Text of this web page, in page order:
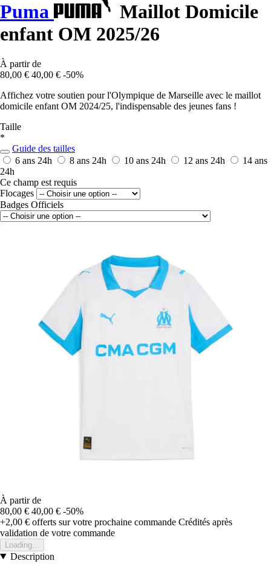
Puma
Maillot Domicile
enfant OM 2025/26
À partir de
80,00 € 40,00 € -50%
Affichez votre soutien pour l'Olympique de Marseille avec le maillot
domicile enfant OM 2024/25, l'indispensable des jeunes fans !
Taille
*
Guide des tailles
6 ans 24h 8 ans 24h 10 ans 24h 12 ans 24h
14 ans
24h
Ce champ est requis
Flocages
Badges Officiels
À partir de
80,00 € 40,00 € -50%
+2,00 € offerts sur votre prochaine commande Crédités après
validation de votre commande
Loading...
Description